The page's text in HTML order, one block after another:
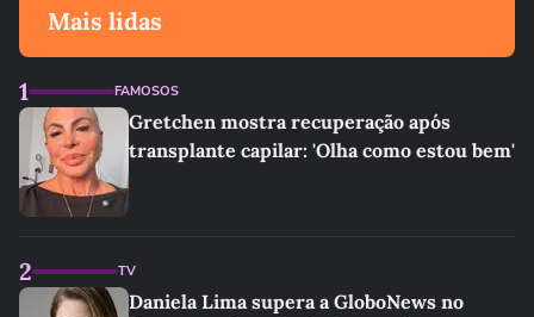
Mais lidas
1 FAMOSOS
Gretchen mostra recuperação após
transplante capilar: 'Olha como estou bem'
2 TV
Daniela Lima supera a GloboNews no